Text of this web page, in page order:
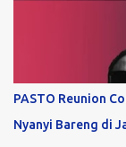
PASTO Reunion
Nyanyi Bareng di